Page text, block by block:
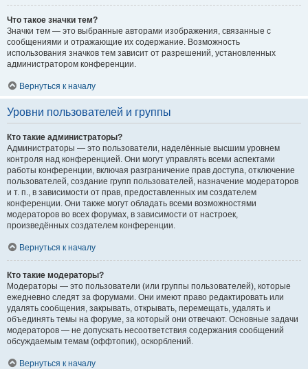
Что такое значки тем?
Значки тем — это выбранные авторами изображения, связанные с
сообщениями и отражающие их содержание. Возможность
использования значков тем зависит от разрешений, установленных
администратором конференции.
Вернуться к началу
Уровни пользователей и группы
Кто такие администраторы?
Администраторы — это пользователи, наделённые высшим уровнем
контроля над конференцией. Они могут управлять всеми аспектами
работы конференции, включая разграничение прав доступа, отключение
пользователей, создание групп пользователей, назначение модераторов
и т. п., в зависимости от прав, предоставленных им создателем
конференции. Они также могут обладать всеми возможностями
модераторов во всех форумах, в зависимости от настроек,
произведённых создателем конференции.
Вернуться к началу
Кто такие модераторы?
Модераторы — это пользователи (или группы пользователей), которые
ежедневно следят за форумами. Они имеют право редактировать или
удалять сообщения, закрывать, открывать, перемещать, удалять и
объединять темы на форуме, за который они отвечают. Основные задачи
модераторов — не допускать несоответствия содержания сообщений
обсуждаемым темам (оффтопик), оскорблений.
Вернуться к началу